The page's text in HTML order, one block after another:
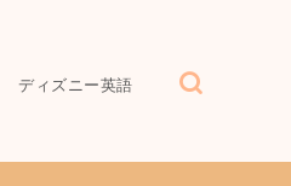
ディズニー英語